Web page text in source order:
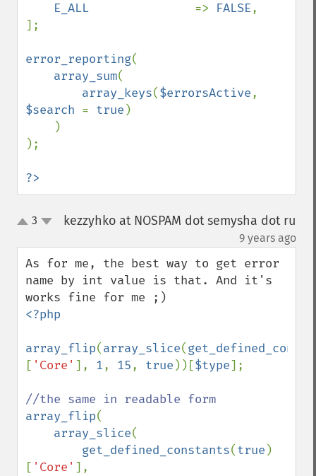
E_ALL => FALSE,
];
error_reporting(
array_sum(
array_keys($errorsActive
$search = true )
);
?>
up3 kezzyhko at NOSPAM dot semysha dot ru
9 years ago
As for me, the best way to get error
name by int value is that. And it's
<?php
array_flip(array_slice(
[ 'Core' ], 1, 15, true ))[$type];
array_flip(
array_slice(
get_defined_constants(true )
[ 'Core' ],